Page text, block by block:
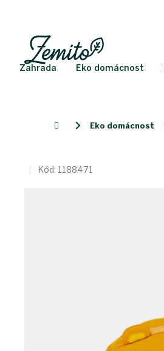
Zahrada Eko domácnost
Domů Eko domácnost
Kód: 1188471